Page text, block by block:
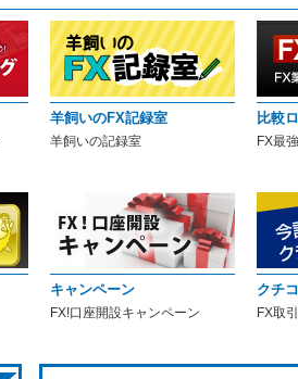
羊飼いのFX記録室
羊飼いの記録室
比較
FX最
キャンペーン
FX!口座開設キャンペーン
クチ
FX取